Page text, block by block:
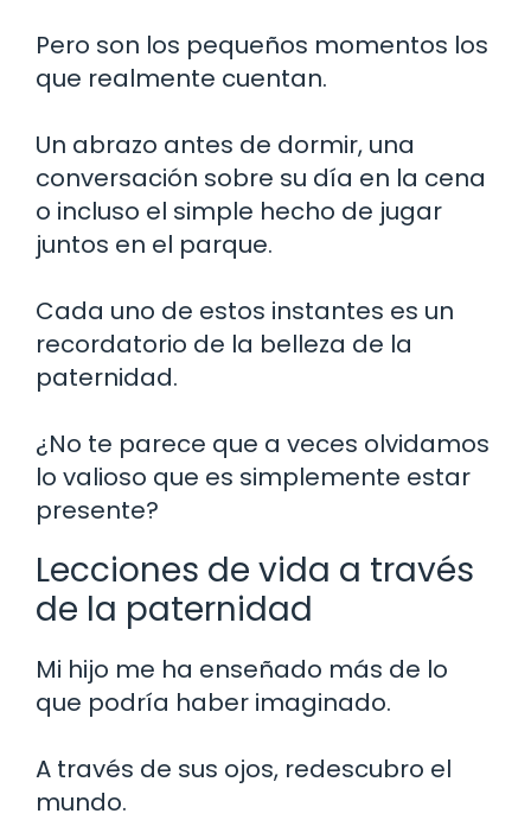
Pero son los pequeños momentos los
que realmente cuentan.
Un abrazo antes de dormir, una
conversación sobre su día en la cena
o incluso el simple hecho de jugar
juntos en el parque.
Cada uno de estos instantes es un
recordatorio de la belleza de la
paternidad.
¿No te parece que a veces olvidamos
lo valioso que es simplemente estar
presente?
Lecciones de vida a través
de la paternidad
Mi hijo me ha enseñado más de lo
que podría haber imaginado.
A través de sus ojos, redescubro el
mundo.